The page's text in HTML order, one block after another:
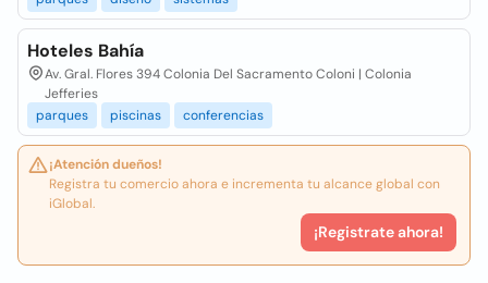
Hoteles Bahía
Av. Gral. Flores 394 Colonia Del Sacramento Coloni | Colonia
Jefferies
parques
piscinas conferencias
¡Atención dueños!
Registra tu comercio ahora e incrementa tu alcance global con
iGlobal.
¡Registrate ahora!